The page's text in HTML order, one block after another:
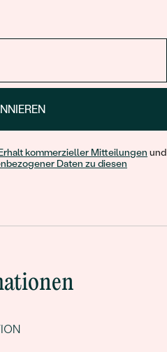
kommerzieller Mitteilungen und
Daten zu diesen